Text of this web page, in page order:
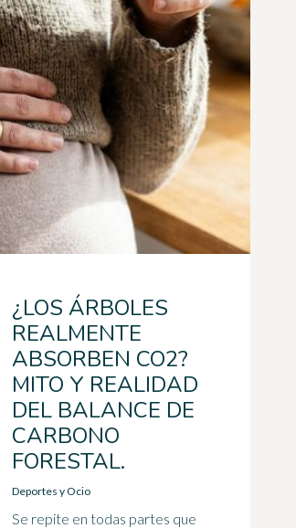
¿LOS ÁRBOLES
REALMENTE
ABSORBEN CO2?
MITO Y REALIDAD
DEL BALANCE DE
CARBONO
FORESTAL.
Deportes y Ocio
Se repite en todas partes que